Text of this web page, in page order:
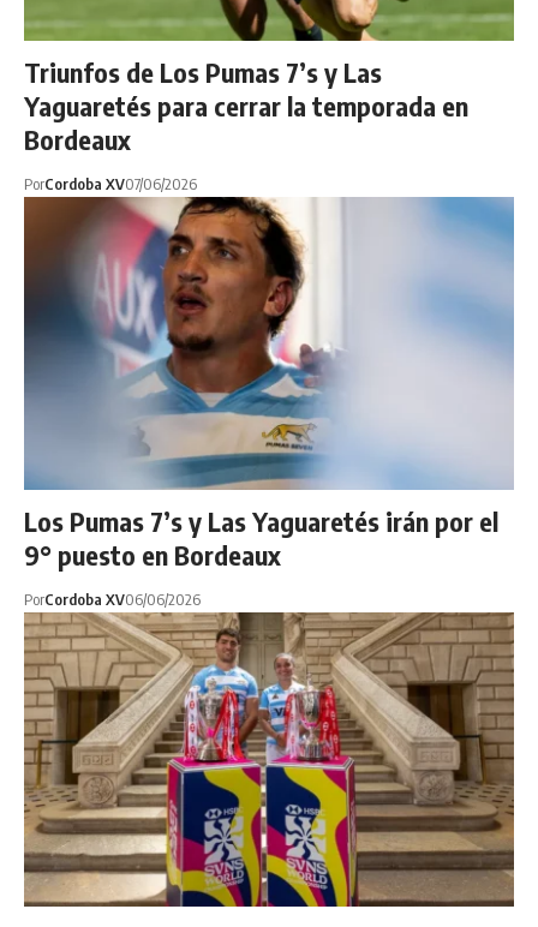
Triunfos de Los Pumas 7’s y Las
Yaguaretés para cerrar la temporada en
Bordeaux
PorCordoba XV07/06/2026
Los Pumas 7’s y Las Yaguaretés irán por el
9° puesto en Bordeaux
PorCordoba XV06/06/2026